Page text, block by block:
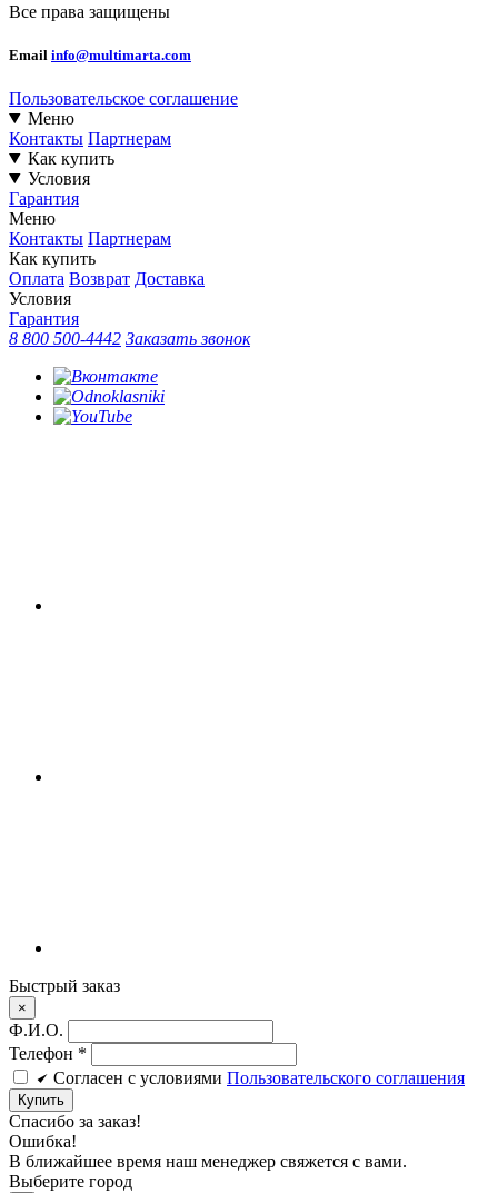
Все права защищены
Email info@multimarta.com
Пользовательское соглашение
Меню
Контакты Партнерам
Как купить
Условия
Гарантия
Меню
Контакты Партнерам
Как купить
Оплата Возврат Доставка
Условия
Гарантия
8 800 500-4442 Заказать звонок
Быстрый заказ
×
Ф.И.О.
Телефон *
Cогласен c условиями Пользовательского соглашения
Купить
Спасибо за заказ!
Ошибка!
В ближайшее время наш менеджер свяжется с вами.
Выберите город